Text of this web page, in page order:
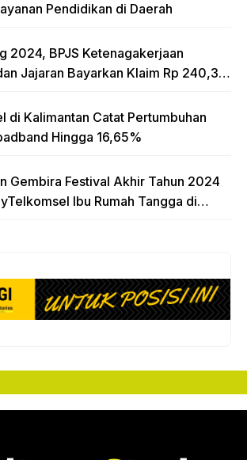
Pendidikan di Daerah
2024, BPJS Ketenagakerjaan
Jajaran Bayarkan Klaim Rp 240,3
di Kalimantan Catat Pertumbuhan
Hingga 16,65%
Gembira Festival Akhir Tahun 2024
Ibu Rumah Tangga di